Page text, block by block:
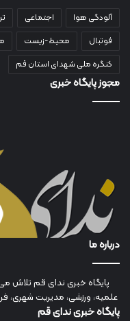
آلودگی هوا اجتماعی
فوتبال
محیط-زیست
کنگره ملی شهدای استان قم
مجوز پایگاه خبری
درباره ما
پایگاه خبری ندای قم تلاش
علمیه، ورزشی، مدیریت شهری،
پایگاه خبری ندای قم